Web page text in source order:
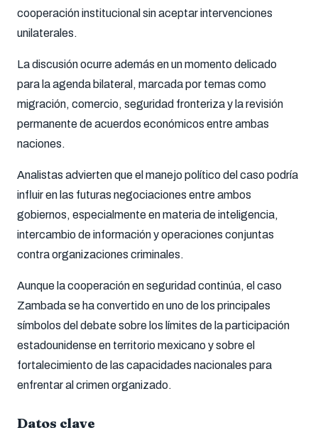
cooperación institucional sin aceptar intervenciones
unilaterales.
La discusión ocurre además en un momento delicado
para la agenda bilateral, marcada por temas como
migración, comercio, seguridad fronteriza y la revisión
permanente de acuerdos económicos entre ambas
naciones.
Analistas advierten que el manejo político del caso podría
influir en las futuras negociaciones entre ambos
gobiernos, especialmente en materia de inteligencia,
intercambio de información y operaciones conjuntas
contra organizaciones criminales.
Aunque la cooperación en seguridad continúa, el caso
Zambada se ha convertido en uno de los principales
símbolos del debate sobre los límites de la participación
estadounidense en territorio mexicano y sobre el
fortalecimiento de las capacidades nacionales para
enfrentar al crimen organizado.
Datos clave